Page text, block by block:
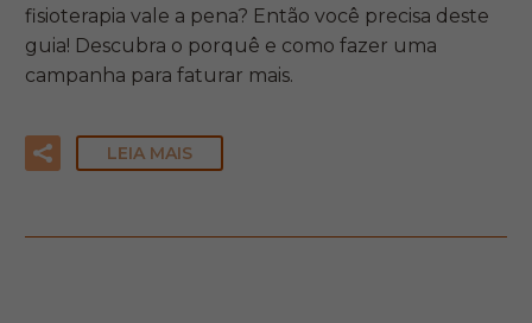
fisioterapia vale a pena? Então você precisa deste
guia! Descubra o porquê e como fazer uma
campanha para faturar mais.
LEIA MAIS